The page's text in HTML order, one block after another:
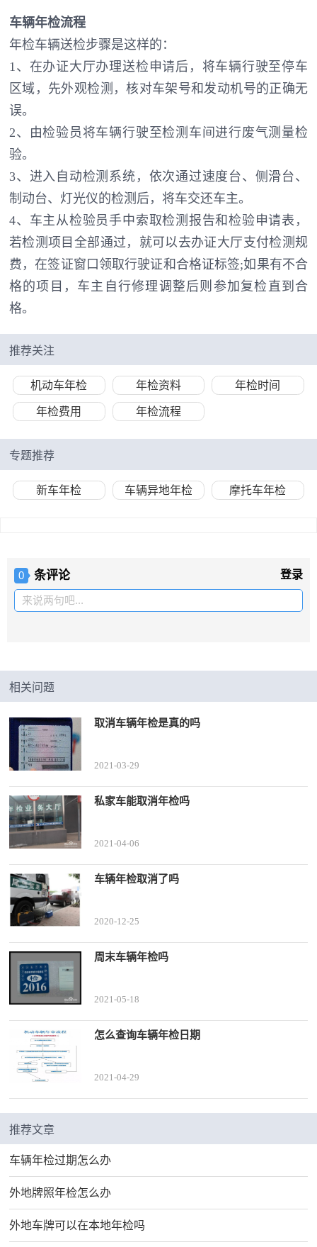
车辆年检流程
年检车辆送检步骤是这样的：
1、在办证大厅办理送检申请后，将车辆行驶至停车
区域，先外观检测，核对车架号和发动机号的正确无
误。
2、由检验员将车辆行驶至检测车间进行废气测量检
验。
3、进入自动检测系统，依次通过速度台、侧滑台、
制动台、灯光仪的检测后，将车交还车主。
4、车主从检验员手中索取检测报告和检验申请表，
若检测项目全部通过，就可以去办证大厅支付检测规
费，在签证窗口领取行驶证和合格证标签;如果有不合
格的项目，车主自行修理调整后则参加复检直到合
格。
推荐关注
机动车年检 年检资料 年检时间
年检费用 年检流程
专题推荐
新车年检 车辆异地年检 摩托车年检
0 条评论 登录
来说两句吧...
相关问题
取消车辆年检是真的吗
2021-03-29
私家车能取消年检吗
2021-04-06
车辆年检取消了吗
2020-12-25
周末车辆年检吗
2021-05-18
怎么查询车辆年检日期
2021-04-29
推荐文章
车辆年检过期怎么办
外地牌照年检怎么办
外地车牌可以在本地年检吗